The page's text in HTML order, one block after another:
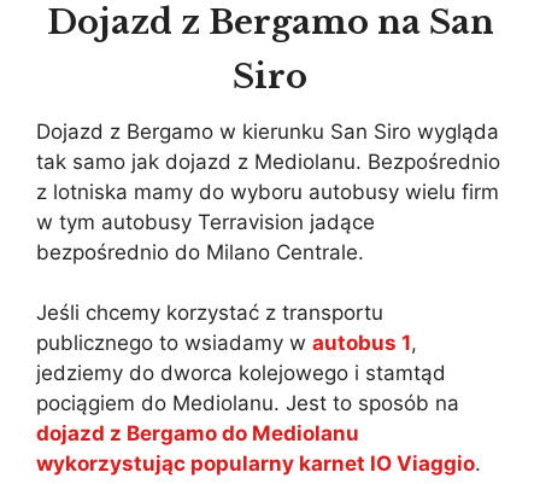
Dojazd z Bergamo na San
Siro
Dojazd z Bergamo w kierunku San Siro wygląda
tak samo jak dojazd z Mediolanu. Bezpośrednio
z lotniska mamy do wyboru autobusy wielu firm
w tym autobusy Terravision jadące
bezpośrednio do Milano Centrale.
Jeśli chcemy korzystać z transportu
publicznego to wsiadamy w autobus 1,
jedziemy do dworca kolejowego i stamtąd
pociągiem do Mediolanu. Jest to sposób na
dojazd z Bergamo do Mediolanu
wykorzystując popularny karnet IO Viaggio.